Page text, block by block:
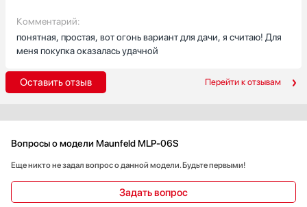
Комментарий:
понятная, простая, вот огонь вариант для дачи, я считаю! Для
меня покупка оказалась удачной
Оставить отзыв Перейти к отзывам
Вопросы о модели Maunfeld MLP-06S
Еще никто не задал вопрос о данной модели. Будьте первыми!
Задать вопрос